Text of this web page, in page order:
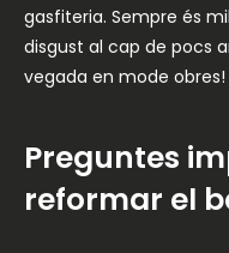
gasfiteria. Sempre és
disgust al cap de pocs
vegada en mode obres!
Preguntes
reformar el